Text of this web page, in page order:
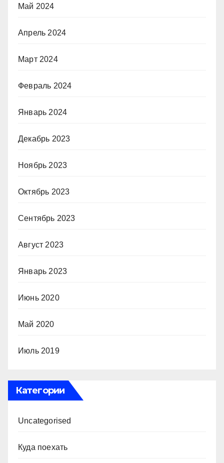
Май 2024
Апрель 2024
Март 2024
Февраль 2024
Январь 2024
Декабрь 2023
Ноябрь 2023
Октябрь 2023
Сентябрь 2023
Август 2023
Январь 2023
Июнь 2020
Май 2020
Июль 2019
Категории
Uncategorised
Куда поехать